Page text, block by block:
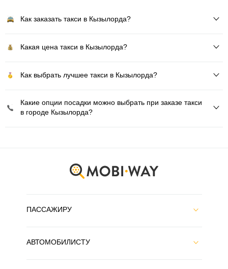
Как заказать такси в Кызылорда?
Какая цена такси в Кызылорда?
Как выбрать лучшее такси в Кызылорда?
Какие опции посадки можно выбрать при заказе такси
в городе Кызылорда?
ПАССАЖИРУ
АВТОМОБИЛИСТУ